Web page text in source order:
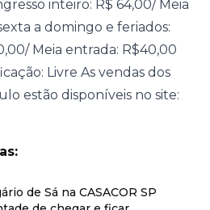
inteiro: R$ 64,00/ Meia
a domingo e feriados:
Meia entrada: R$40,00
Livre As vendas dos
estão disponíveis no site:
de Sá na CASACOR SP